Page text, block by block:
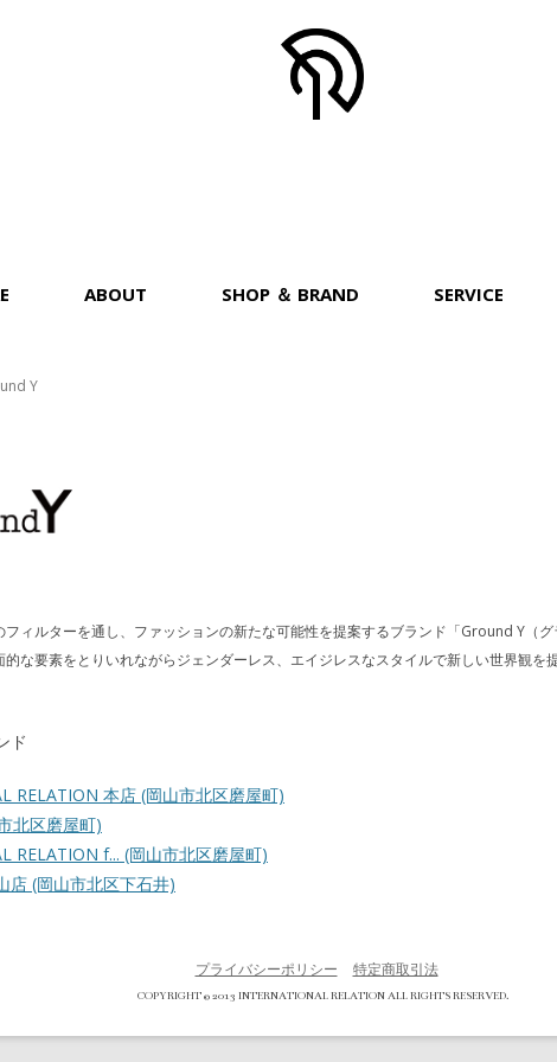
ABOUT SHOP ＆ BRAND SERVICE
Y
フィルターを通し、ファッションの新たな可能性を提案するブランド「Ground Y（
な要素をとりいれながらジェンダーレス、エイジレスなスタイルで新しい世界観を提
ド
RELATION 本店 (岡山市北区磨屋町)
北区磨屋町)
RELATION f... (岡山市北区磨屋町)
店 (岡山市北区下石井)
プライバシーポリシー 特定商取引法
COPYRIGHT © 2013 INTERNATIONAL RELATION ALL RIGHTS RESERVED.